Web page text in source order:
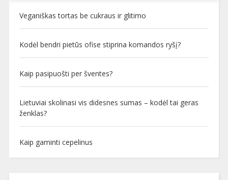
Veganiškas tortas be cukraus ir glitimo
Kodėl bendri pietūs ofise stiprina komandos ryšį?
Kaip pasipuošti per šventes?
Lietuviai skolinasi vis didesnes sumas – kodėl tai geras
ženklas?
Kaip gaminti cepelinus